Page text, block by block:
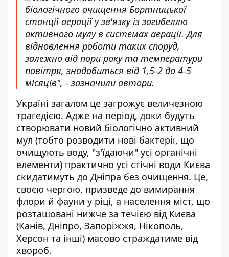
біологічного очищення Бортницької
станції аерації у зв'язку із загибеллю
активного мулу в системах аерації. Для
відновлення роботи таких споруд,
залежно від пори року та температури
повітря, знадобиться від 1,5-2 до 4-5
місяців", - зазначили автори.
Україні загалом це загрожує величезною
трагедією. Адже на період, доки будуть
створювати новий біологічно активний
мул (тобто розводити нові бактерії, що
очищують воду, "з'їдаючи" усі органічні
елементи) практично усі стічні води Києва
скидатимуть до Дніпра без очищення. Це,
своєю чергою, призведе до вимирання
флори й фауни у ріці, а населення міст, що
розташовані нижче за течією від Києва
(Канів, Дніпро, Запоріжжя, Нікополь,
Херсон та інші) масово страждатиме від
хвороб.